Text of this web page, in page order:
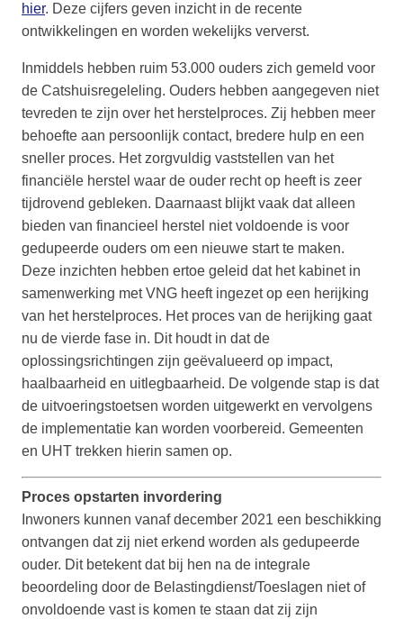
hier. Deze cijfers geven inzicht in de recente
ontwikkelingen en worden wekelijks ververst.
Inmiddels hebben ruim 53.000 ouders zich gemeld voor
de Catshuisregeleling. Ouders hebben aangegeven niet
tevreden te zijn over het herstelproces. Zij hebben meer
behoefte aan persoonlijk contact, bredere hulp en een
sneller proces. Het zorgvuldig vaststellen van het
financiële herstel waar de ouder recht op heeft is zeer
tijdrovend gebleken. Daarnaast blijkt vaak dat alleen
bieden van financieel herstel niet voldoende is voor
gedupeerde ouders om een nieuwe start te maken.
Deze inzichten hebben ertoe geleid dat het kabinet in
samenwerking met VNG heeft ingezet op een herijking
van het herstelproces. Het proces van de herijking gaat
nu de vierde fase in. Dit houdt in dat de
oplossingsrichtingen zijn geëvalueerd op impact,
haalbaarheid en uitlegbaarheid. De volgende stap is dat
de uitvoeringstoetsen worden uitgewerkt en vervolgens
de implementatie kan worden voorbereid. Gemeenten
en UHT trekken hierin samen op.
Proces opstarten invordering
Inwoners kunnen vanaf december 2021 een beschikking
ontvangen dat zij niet erkend worden als gedupeerde
ouder. Dit betekent dat bij hen na de integrale
beoordeling door de Belastingdienst/Toeslagen niet of
onvoldoende vast is komen te staan dat zij zijn